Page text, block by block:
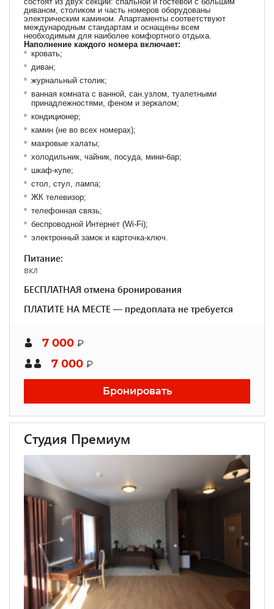
диваном, столиком и часть номеров оборудованы
электрическим камином. Апартаменты соответствуют
международным стандартам и оснащены всем
необходимым для наиболее комфортного отдыха.
Наполнение каждого номера включает:
кровать;
диван;
журнальный столик;
ванная комната с ванной, сан.узлом, туалетными
принадлежностями, феном и зеркалом;
кондиционер;
камин (не во всех номерах);
махровые халаты;
холодильник, чайник, посуда, мини-бар;
шкаф-купе;
стол, стул, лампа;
ЖК телевизор;
телефонная связь;
беспроводной Интернет (Wi-Fi);
электронный замок и карточка-ключ.
Питание:
вкл
БЕСПЛАТНАЯ отмена бронирования
ПЛАТИТЕ НА МЕСТЕ — предоплата не требуется
7 000 ₽
7 000 ₽
Бронировать
Студия Премиум